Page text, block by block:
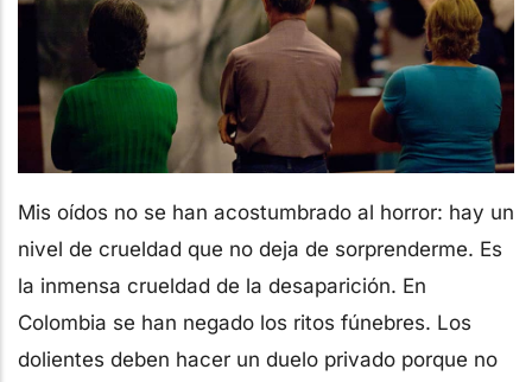
Mis oídos no se han acostumbrado al horror: hay un
nivel de crueldad que no deja de sorprenderme. Es
la inmensa crueldad de la desaparición. En
Colombia se han negado los ritos fúnebres. Los
dolientes deben hacer un duelo privado porque no